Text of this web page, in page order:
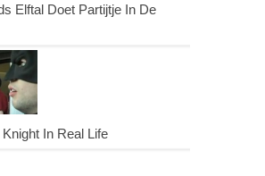
Elftal Doet Partijtje In De
In Real Life